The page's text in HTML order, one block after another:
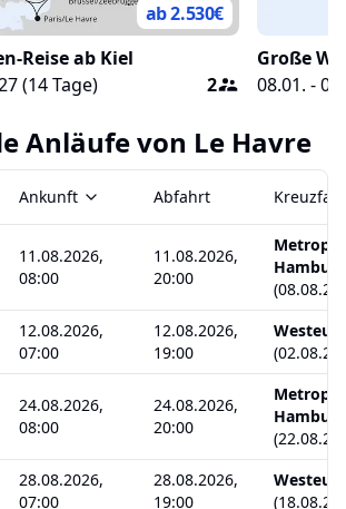
ab 2.530€
Reise ab Kiel
(14Tage) 2
Große
08.01. -
Anläufe von Le Havre
Ankunft Abfahrt
11.08.2026,
08:00
11.08.2026,
20:00
Hamburg
(
12.08.2026,
07:00
12.08.2026,
19:00
(
24.08.2026,
08:00
24.08.2026,
20:00
Hamburg
(
28.08.2026,
07:00
28.08.2026,
19:00
(